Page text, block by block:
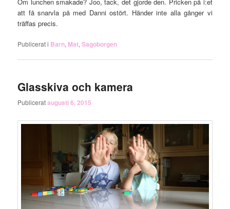
att få snarvla på med Danni ostört. Händer inte alla gånger vi
träffas precis.
Publicerat i Barn, Mat,Sagoborgen
Glasskiva och kamera
Publicerataugusti 6, 2015